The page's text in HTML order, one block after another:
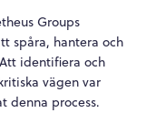
Groups
spåra, hantera och
Att identifiera och
vägen var
denna process.